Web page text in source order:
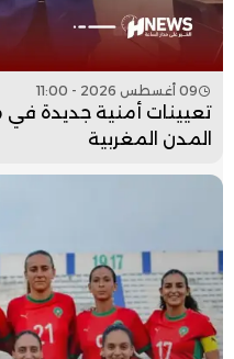
09 أغسطس 2026 - 11:00
تعيينات أمنية جديدة
المدن المغربية